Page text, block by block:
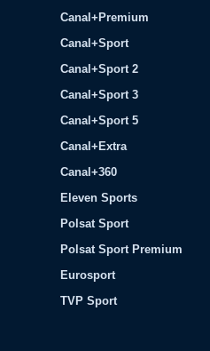
Canal+Premium
Canal+Sport
Canal+Sport 2
Canal+Sport 3
Canal+Sport 5
Canal+Extra
Canal+360
Eleven Sports
Polsat Sport
Polsat Sport Premium
Eurosport
TVP Sport